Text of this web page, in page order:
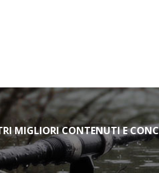
MIGLIORI CONTENUTI E